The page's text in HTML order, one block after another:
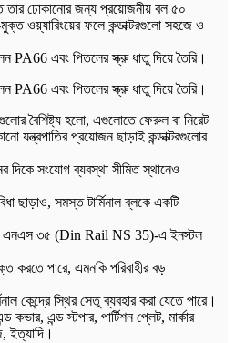
তার ঢোকানোর জন্য প্রয়োজনীয় বল ৫০
ওয়্যারিংয়ের ফলে কন্ডাক্টরগুলো সহজে ও
PA66 এবং পিতলের স্ক্রু ধাতু দিয়ে তৈরি।
PA66 এবং পিতলের স্ক্রু ধাতু দিয়ে তৈরি।
বৈশিষ্ট্য হলো, এগুলোতে ফেরুল বা নিরেট
যন্ত্রপাতির প্রয়োজন ছাড়াই কন্ডাক্টরগুলোর
দিকে সংযোগ ব্যবস্থা সীমিত স্থানেও
ছাড়াও, সমস্ত টার্মিনাল ব্লকে একটি
এনএস ৩৫ (Din Rail NS 35)-এ ইনস্টল
করতে পারে, এমনকি পরিবাহীর বড়
কেন্দ্রে স্থির সেতু ব্যবহার করা যেতে পারে।
এন্ড স্টপার, পার্টিশন প্লেট, মার্কার
ইত্যাদি।